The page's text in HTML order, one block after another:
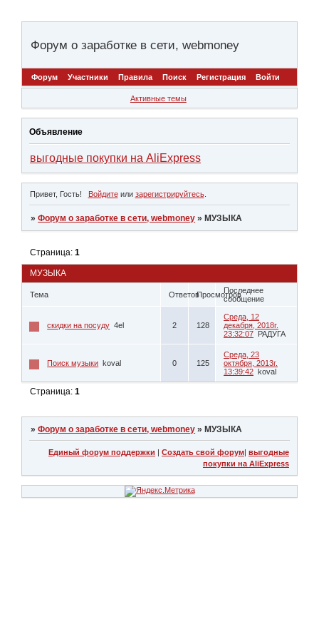
Форум о заработке в сети, webmoney
Форум Участники Правила Поиск Регистрация Войти
Активные темы
Объявление
выгодные покупки на AliExpress
Привет, Гость! Войдитеили зарегистрируйтесь.
»Форум о заработке в сети, webmoney » МУЗЫКА
МУЗЫКА
Страница:1
Тема ОтветовПросмотровПоследнее
сообщение
скидки на посуду 4el 2 128
Среда, 12
декабря, 2018г.
23:32:07 РАДУГА
Поиск музыки koval 0 125
Среда, 23
октября, 2013г.
13:39:42 koval
Страница:1
»Форум о заработке в сети, webmoney » МУЗЫКА
Единый форум поддержки | Создать свой форум| выгодные
покупки на AliExpress